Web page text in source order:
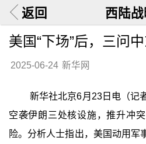
返回 西陆
美国“下场”后，三问
2025-06-24 新华网
新华社北京6月23日电（记
空袭伊朗三处核设施，推升冲
险。分析人士指出，美国动用军